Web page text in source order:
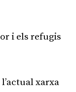
i els refugis
xarxa